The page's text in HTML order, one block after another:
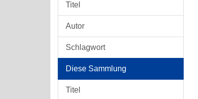
Titel
Autor
Schlagwort
Diese Sammlung
Titel